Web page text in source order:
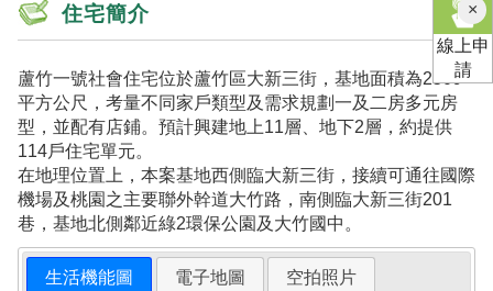
住宅簡介
蘆竹一號社會住宅位於蘆竹區大新三街，基地面積為2509
平方公尺，考量不同家戶類型及需求規劃一及二房多元房
型，並配有店鋪。預計興建地上11層、地下2層，約提供
114戶住宅單元。
在地理位置上，本案基地西側臨大新三街，接續可通往國際
機場及桃園之主要聯外幹道大竹路，南側臨大新三街201
巷，基地北側鄰近綠2環保公園及大竹國中。
生活機能圖 電子地圖 空拍照片
×關
閉
線上申
請